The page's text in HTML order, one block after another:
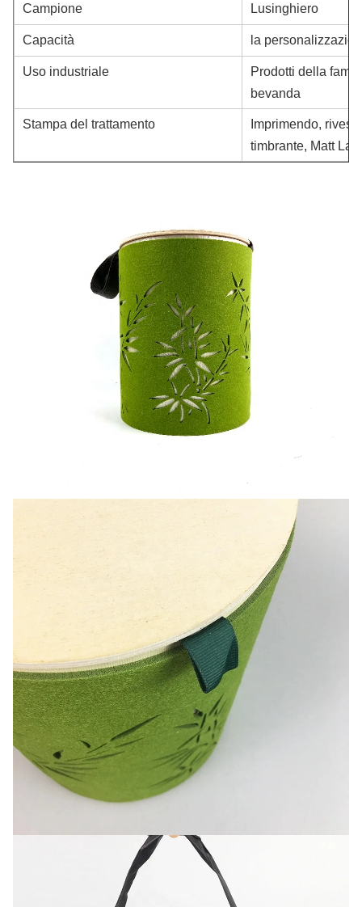
Campione Lusinghiero
Capacità la
Uso industriale
Prodotti della
bevanda
Stampa del trattamento
Imprimendo,
timbrante, Matt